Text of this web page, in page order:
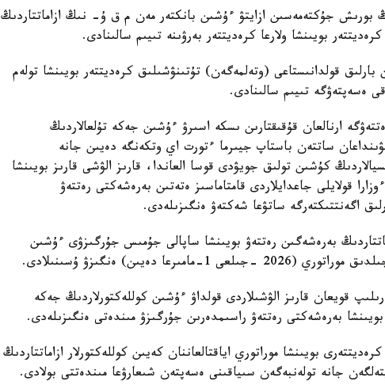
بورىش جۇكتەمەسىن ازايتۋ ءۇشىن بانكتەر مەن م ق ۇ- نىڭ ازاماتتاردىڭ
قولدانىستاعى (وتەلمەگەن) تۇتىنۋشىلىق كرەديتتەر بويىنشا تولەم
ارنالعان قۇقىقتارىن ىسكە اسىرۋ ءۇشىن جەكە تۇلعالاردىڭ
ساتتەن باستاپ جيىرما ءتورت اي وتكەنگە دەيىن جانە
كۇشىن تولىق جويۋدى قوسا العاندا، قارىز الۋشى قارىز بويىنشا
قولايلى جاعدايلاردى قامتاماسىز ەتەتىن بەرەشەكتى رەتتەۋ
اگەنتتىكتەرگە ساتۋعا شەكتەۋ ەنگىزىلەدى.
بەرەشەگىن رەتتەۋ بويىنشا ساپالى جۇمىس جۇرگىزۋى ءۇشىن
دەيىن) ەنگىزۋ ۇسىنىلادى.
قويعان قارىز الۋشىلاردى قولداۋ ءۇشىن كوللەكتورلاردىڭ جەكە
بەرەشەكتى رەتتەۋ راسىمدەرىن جۇرگىزۋ مىندەتى ەنگىزىلەدى.
بويىنشا موراتوري اياقتالعاننان كەيىن كوللەكتورلار ازاماتتاردىڭ
جانە تولەنبەگەن سىياقىنى ەسەپتەن شىعارۋعا مىندەتتى بولادى.